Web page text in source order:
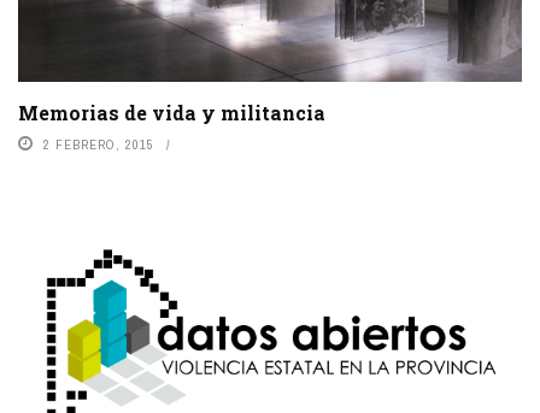
Memorias de vida y militancia
2 FEBRERO, 2015